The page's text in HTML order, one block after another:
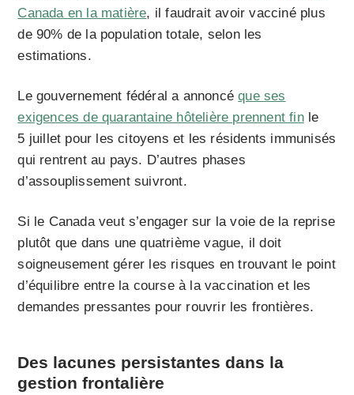
Canada en la matière, il faudrait avoir vacciné plus
de 90% de la population totale, selon les
estimations.
Le gouvernement fédéral a annoncéque ses
exigences de quarantaine hôtelière prennent finle
5 juillet pour les citoyens et les résidents immunisés
qui rentrent au pays. D’autres phases
d’assouplissement suivront.
Si le Canada veut s’engager sur la voie de la reprise
plutôt que dans une quatrième vague, il doit
soigneusement gérer les risques en trouvant le point
d’équilibre entre la course à la vaccination et les
demandes pressantes pour rouvrir les frontières.
Des lacunes persistantes dans la
gestion frontalière